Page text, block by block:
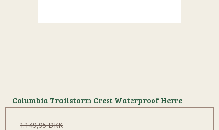
Columbia Trailstorm Crest Waterproof Herre
1.149,95 DKK